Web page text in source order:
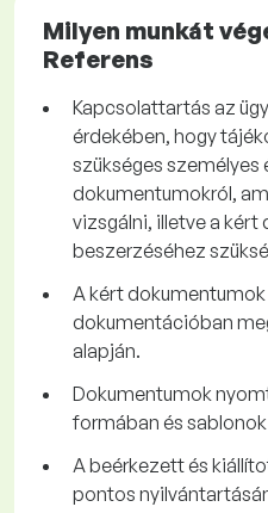
Milyen munkát
Referens
Kapcsolattartás az
érdekében, hogy
szükséges személyes
dokumentumokról,
vizsgálni, illetve a
beszerzéséhez
A kért
dokumentációban
alapján.
Dokumentumok
formában és
A beérkezett és
pontos